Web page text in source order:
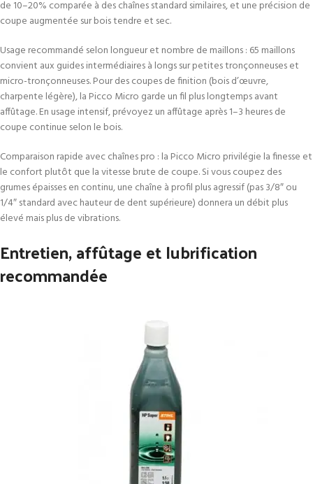
de 10–20% comparée à des chaînes standard similaires, et une précision de
coupe augmentée sur bois tendre et sec.
Usage recommandé selon longueur et nombre de maillons : 65 maillons
convient aux guides intermédiaires à longs sur petites tronçonneuses et
micro-tronçonneuses. Pour des coupes de finition (bois d’œuvre,
charpente légère), la Picco Micro garde un fil plus longtemps avant
affûtage. En usage intensif, prévoyez un affûtage après 1–3 heures de
coupe continue selon le bois.
Comparaison rapide avec chaînes pro : la Picco Micro privilégie la finesse et
le confort plutôt que la vitesse brute de coupe. Si vous coupez des
grumes épaisses en continu, une chaîne à profil plus agressif (pas 3/8″ ou
1/4″ standard avec hauteur de dent supérieure) donnera un débit plus
élevé mais plus de vibrations.
Entretien, affûtage et lubrification
recommandée